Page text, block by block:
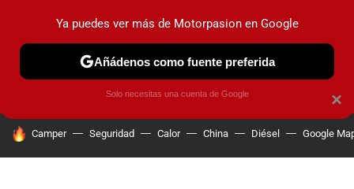
PRUEBAS COCHES ELÉCTRICOS OBSERVATORIO
HOY SE HABLA DE
Camper Seguridad Calor China Diésel Google
×
Ya puedes ver más de Motorpasion en Google
Añádenos como fuente preferida
Solo necesitas una cuenta de Google